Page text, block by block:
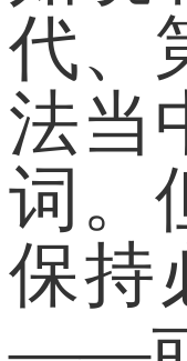
代、
法当
词。
保持